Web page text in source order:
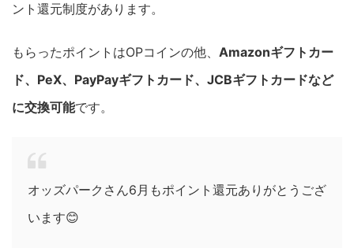
ント還元制度があります。
もらったポイントはOPコインの他、 Amazonギフトカー
ド、PeX、PayPayギフトカード、JCBギフトカードなど
に交換可能です。
オッズパークさん6月もポイント還元ありがとうござ
います😊